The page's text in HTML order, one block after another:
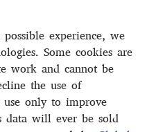
experience, we
Some cookies are
work and cannot be
the use of
only to improve
data will ever be sold